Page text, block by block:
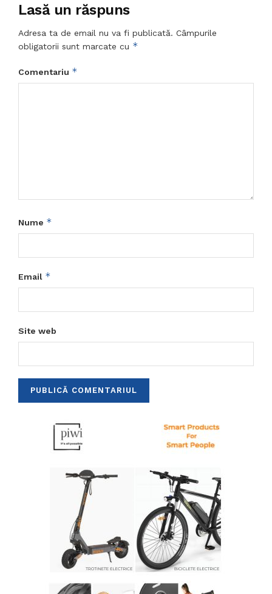
Lasă un răspuns
Adresa ta de email nu va fi publicată. Câmpurile
obligatorii sunt marcate cu *
Comentariu *
Nume *
Email *
Site web